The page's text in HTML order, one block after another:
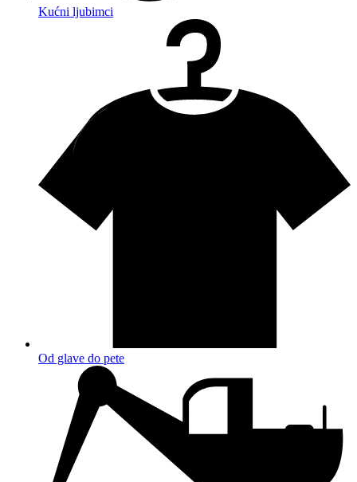
Kućni ljubimci
Od glave do pete